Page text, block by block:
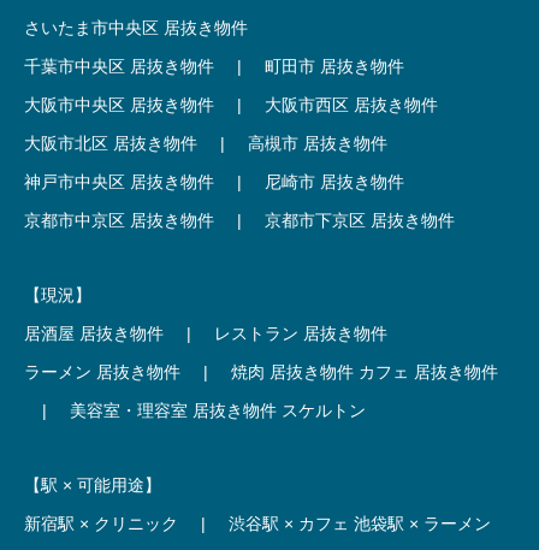
さいたま市中央区 居抜き物件
千葉市中央区 居抜き物件
|
町田市 居抜き物件
大阪市中央区 居抜き物件
|
大阪市西区 居抜き物件
大阪市北区 居抜き物件
|
高槻市 居抜き物件
神戸市中央区 居抜き物件
|
尼崎市 居抜き物件
京都市中京区 居抜き物件
| 京都市下京区 居抜き物件
【現況】
居酒屋 居抜き物件
|
レストラン 居抜き物件
ラーメン 居抜き物件
| 焼肉 居抜き物件 カフェ 居抜き物件
|
美容室・理容室 居抜き物件 スケルトン
【駅 × 可能用途】
新宿駅 × クリニック
| 渋谷駅 × カフェ 池袋駅 × ラーメン